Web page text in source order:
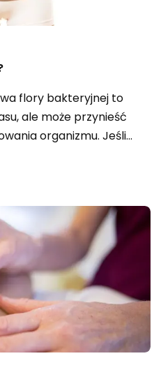
flory bakteryjnej to
ale może przynieść
organizmu. Jeśli
mogło do nich
odpowiednia podaż
oraz obecność wielu
Dbanie o jelita
a zdrowe
organizmu.